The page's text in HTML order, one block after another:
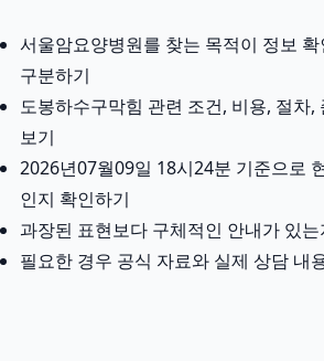
서울암요양병원를 찾는 목적이 정보
구분하기
도봉하수구막힘 관련 조건, 비용, 절차,
보기
2026년07월09일 18시24분 기준으로
인지 확인하기
과장된 표현보다 구체적인 안내가 있
필요한 경우 공식 자료와 실제 상담 내